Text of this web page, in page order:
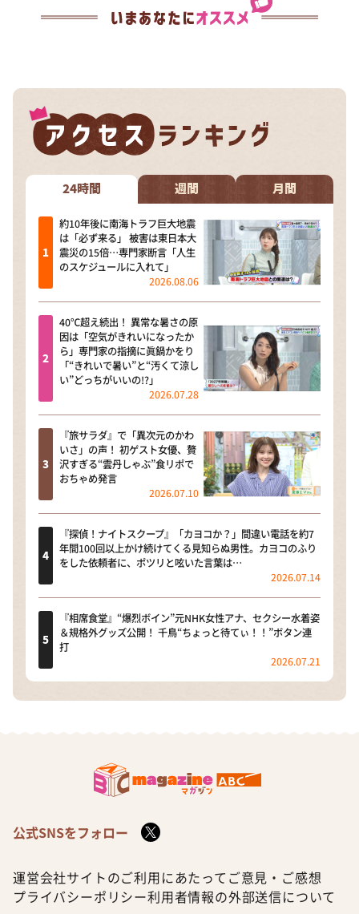
24時間 週間 月間
約10年後に南海トラフ巨大地震
は「必ず来る」 被害は東日本大
震災の15倍…専門家断言「人生
のスケジュールに入れて」
2026.08.06
40℃超え続出！ 異常な暑さの原
因は「空気がきれいになったか
ら」専門家の指摘に眞鍋かをり
「“きれいで暑い”と“汚くて涼し
い”どっちがいいの!?」
2026.07.28
『旅サラダ』で「異次元のかわ
いさ」の声！ 初ゲスト女優、贅
沢すぎる“雲丹しゃぶ”食リポで
おちゃめ発言
2026.07.10
『探偵！ナイトスクープ』「カヨコか？」間違い電話を約7
年間100回以上かけ続けてくる見知らぬ男性。カヨコのふり
をした依頼者に、ポツリと呟いた言葉は…
2026.07.14
『相席食堂』“爆烈ボイン”元NHK女性アナ、セクシー水着姿
＆規格外グッズ公開！ 千鳥“ちょっと待てぃ！！”ボタン連
打
2026.07.21
公式SNSをフォロー
運営会社サイトのご利用にあたって ご意見・ご感想
プライバシーポリシー利用者情報の外部送信について